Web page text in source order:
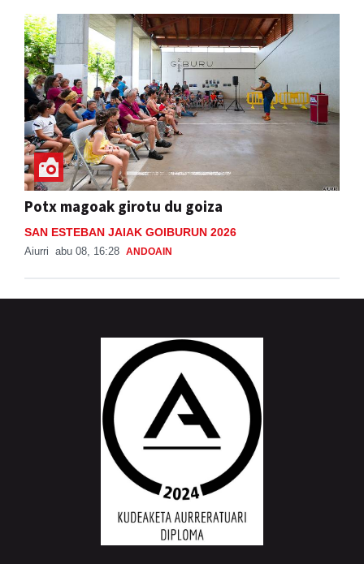
Potx magoak girotu du goiza
SAN ESTEBAN JAIAK GOIBURUN 2026
Aiurri abu 08, 16:28 ANDOAIN